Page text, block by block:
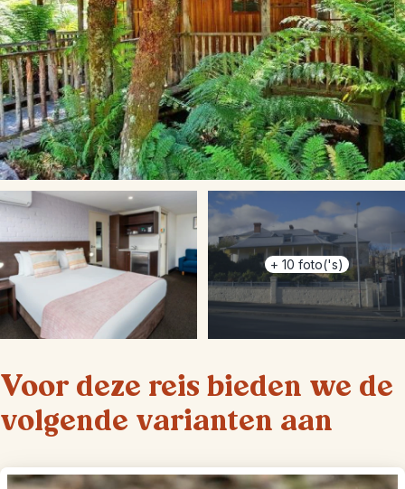
+ 10 foto('s)
Voor deze reis bieden we de
volgende varianten aan